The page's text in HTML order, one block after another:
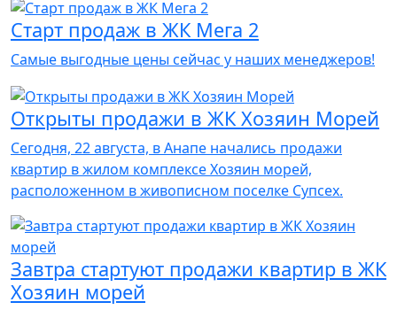
Старт продаж в ЖК Мега 2
Самые выгодные цены сейчас у наших менеджеров!
Открыты продажи в ЖК Хозяин Морей
Сегодня, 22 августа, в Анапе начались продажи
квартир в жилом комплексе Хозяин морей,
расположенном в живописном поселке Супсех.
Завтра стартуют продажи квартир в ЖК
Хозяин морей